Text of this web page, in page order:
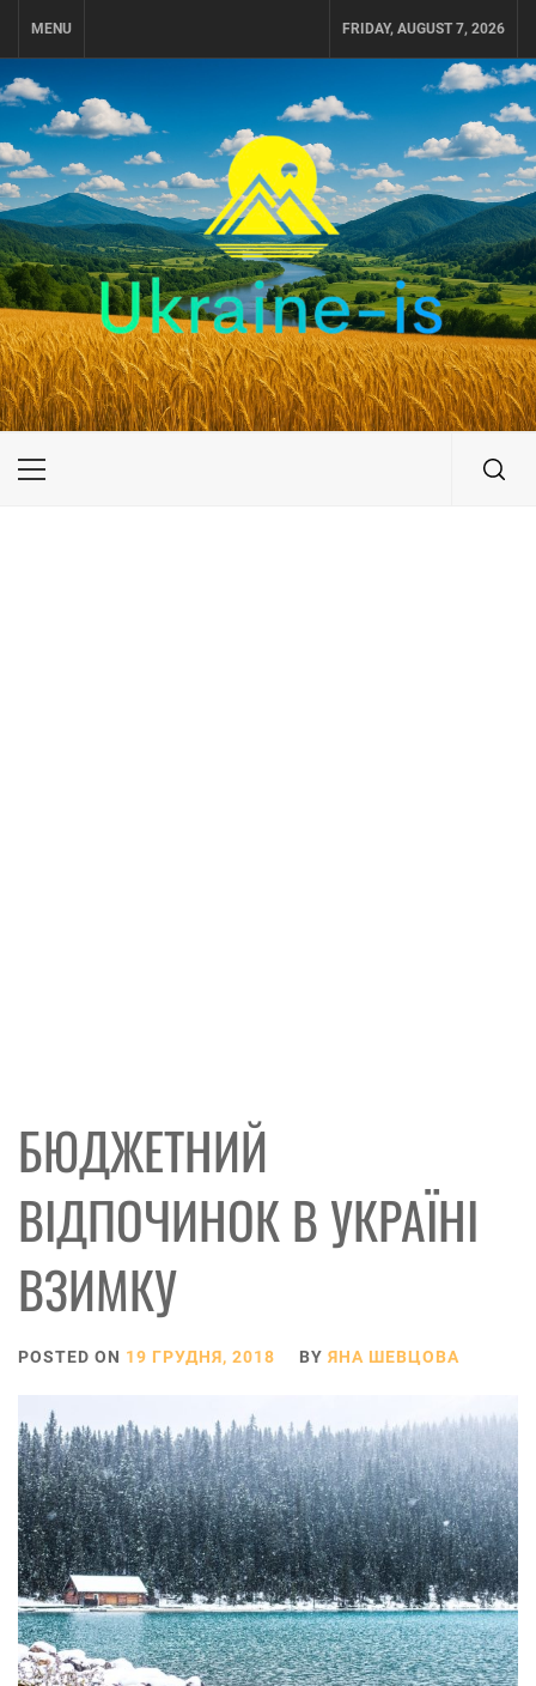
MENU FRIDAY, AUGUST 7, 2026
UKRAINE-IS
ПОДОРОЖI ПО УКРАЇНІ
Primary
БЮДЖЕТНИЙ
ВІДПОЧИНОК В УКРАЇНІ
ВЗИМКУ
POSTED ON 19 ГРУДНЯ, 2018 BY ЯНА ШЕВЦОВА